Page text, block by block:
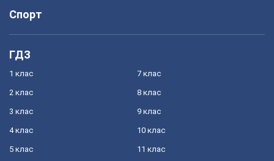
Спорт
ГДЗ
1 клас
2 клас
3 клас
4 клас
5 клас
7 клас
8 клас
9 клас
10 клас
11 клас